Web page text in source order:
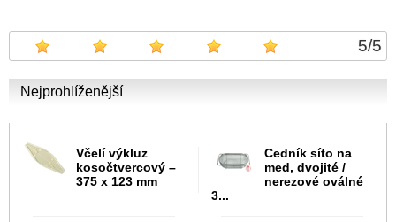
5/5
Nejprohlíženější
Včelí výkluz
kosočtvercový –
375 x 123 mm
Cedník síto na
med, dvojité /
nerezové oválné
3...